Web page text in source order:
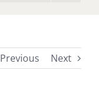
Previous Next